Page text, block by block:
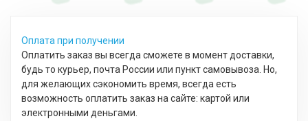
Оплата при получении
Оплатить заказ вы всегда сможете в момент доставки,
будь то курьер, почта России или пункт самовывоза. Но,
для желающих сэкономить время, всегда есть
возможность оплатить заказ на сайте: картой или
электронными деньгами.